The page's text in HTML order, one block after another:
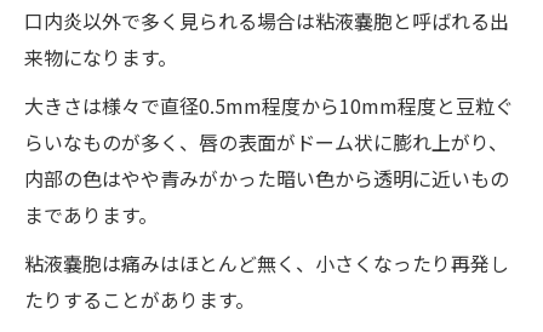
口内炎以外で多く見られる場合は粘液嚢胞と呼ばれる出
来物になります。
大きさは様々で直径0.5mm程度から10mm程度と豆粒ぐ
らいなものが多く、唇の表面がドーム状に膨れ上がり、
内部の色はやや青みがかった暗い色から透明に近いもの
まであります。
粘液嚢胞は痛みはほとんど無く、小さくなったり再発し
たりすることがあります。